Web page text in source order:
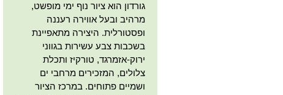
גורדון הוא ציור נוף ימי מופשט,
מרהיב ובעל אווירה רעננה
ופסטורלית. היצירה מתאפיינת
בשכבות צבע עשירות בגווני
ירוק-אזמרגד, טורקיז ותכלת
צלולים, המזכירים מרחבי ים
ושמיים פתוחים. במרכז הציור